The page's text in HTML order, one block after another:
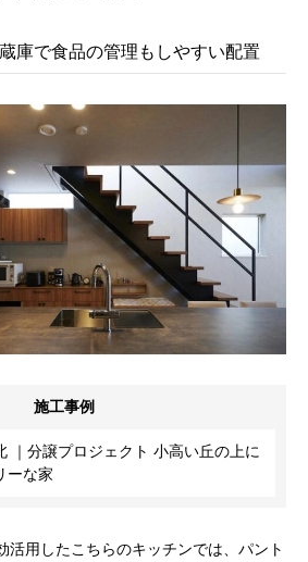
庫で食品の管理もしやすい配置
施工事例
｜分譲プロジェクト 小高い丘の上に
ーな家
活用したこちらのキッチンでは、パント